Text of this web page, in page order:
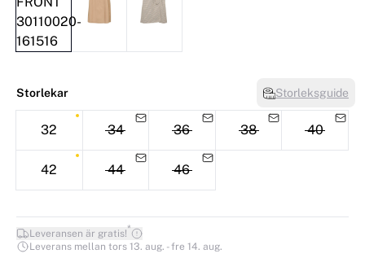
Storlekar Storleksguide
32 34 36 38 40
42 44 46
Leveransen är gratis!*
Leverans mellan tors 13. aug. - fre 14. aug.